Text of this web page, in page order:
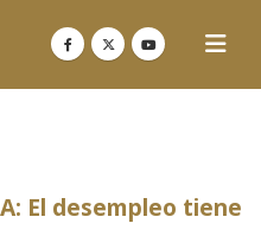
El desempleo tiene